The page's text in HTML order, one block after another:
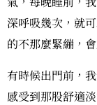
深呼吸幾次，就
的不那麼緊繃，
有時候出門前，
感受到那股舒適